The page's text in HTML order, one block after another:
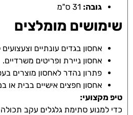
גובה:
שימושים מומלצים
אחסון בגדים עונתיים וצעצועים
אחסון ניירת ופריטים משרדיים.
פתרון נהדר לאחסון מוצרים
אחסון חפצים אישיים בבית או
טיפ מקצועי:
כדי למנוע סתימת גלגלים עקב